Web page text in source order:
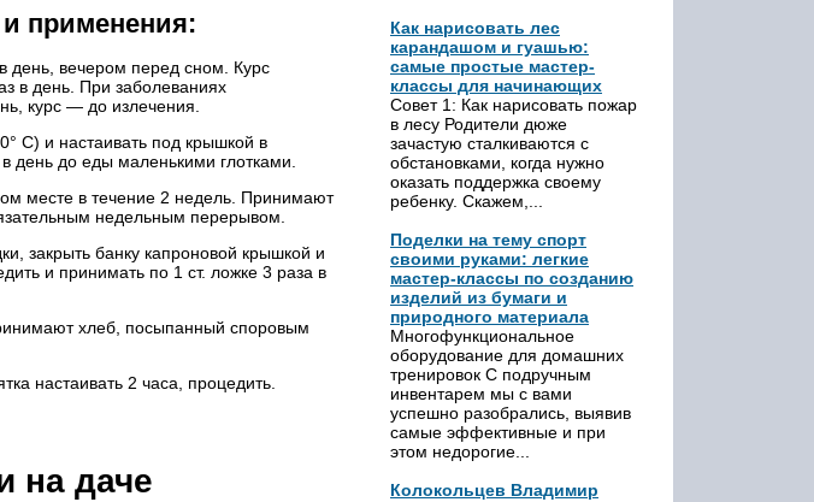
применения:
день, вече­ром перед сном. Курс
в день. При заболеваниях
курс — до излечения.
С) и наста­ивать под крышкой в
день до еды маленькими глотками.
месте в течение 2 недель. Принимают
недельным перерывом.
закрыть банку капроновой крышкой и
и принимать по 1 ст. ложке 3 раза в
хлеб, посыпанный споровым
настаи­вать 2 часа, процедить.
на даче
Как нарисовать лес
карандашом и гуашью:
самые простые мастер-
классы для начинающих
Совет 1: Как нарисовать пожар
в лесу Родители дюже
зачастую сталкиваются с
обстановками, когда нужно
оказать поддержка своему
ребенку. Скажем,...
Поделки на тему спорт
своими руками: легкие
мастер-классы по созданию
изделий из бумаги и
природного материала
Многофункциональное
оборудование для домашних
тренировок С подручным
инвентарем мы с вами
успешно разобрались, выявив
самые эффективные и при
этом недорогие...
Колокольцев Владимир